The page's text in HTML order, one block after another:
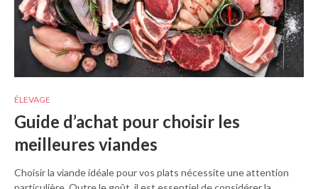
ÉLEVAGE
Guide d’achat pour choisir les
meilleures viandes
Choisir la viande idéale pour vos plats nécessite une attention